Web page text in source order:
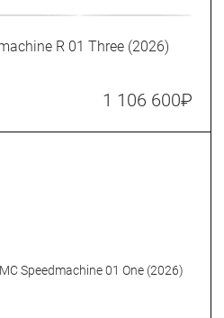
R 01 Three (2026)
1 106 600₽